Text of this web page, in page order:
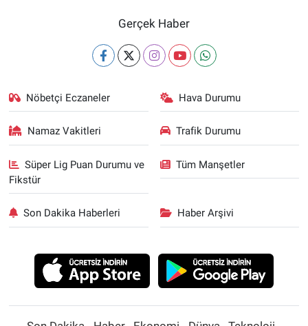
Gerçek Haber
Nöbetçi Eczaneler Hava Durumu
Namaz Vakitleri Trafik Durumu
Süper Lig Puan Durumu ve
Fikstür
Tüm Manşetler
Son Dakika Haberleri Haber Arşivi